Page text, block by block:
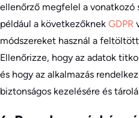
ellenőrző megfelel a vonatkozó
például a következőknek GDPR
módszereket használ a
Ellenőrizze, hogy az adatok
és hogy az alkalmazás
biztonságos kezelésére és